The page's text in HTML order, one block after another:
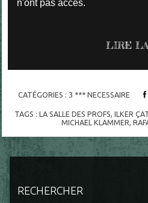
n'ont pas accès.
LIRE
CATÉGORIES : 3 *** NECESSAIRE
TAGS : LA SALLE DES PROFS, ILKER
MICHAEL KLAMMER,
RECHERCHER